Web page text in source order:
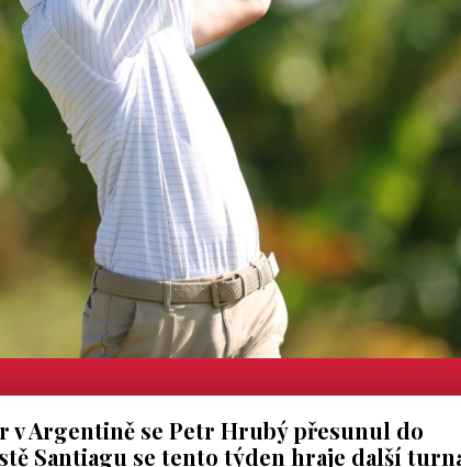
Argentině se Petr Hrubý přesunul do
Santiagu se tento týden hraje další